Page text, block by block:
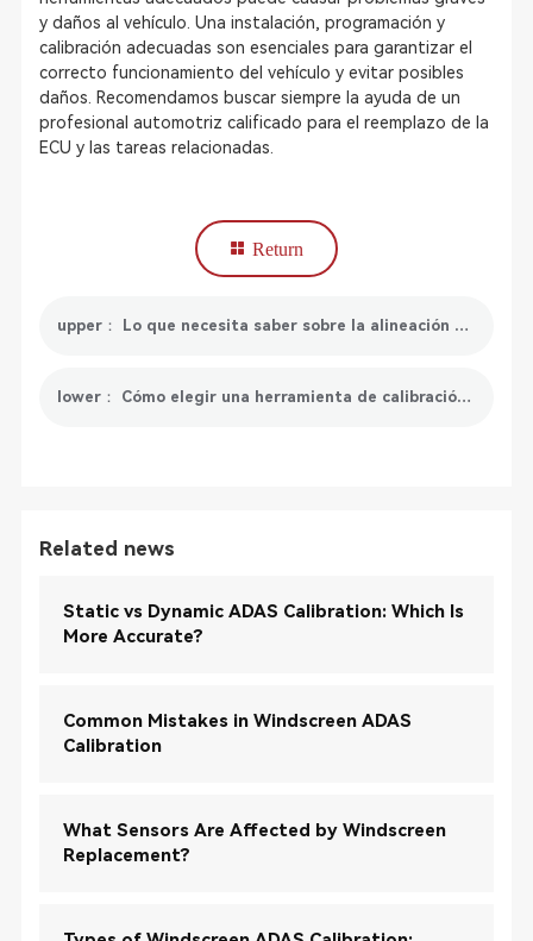
y daños al vehículo. Una instalación, programación y
calibración adecuadas son esenciales para garantizar el
correcto funcionamiento del vehículo y evitar posibles
daños. Recomendamos buscar siempre la ayuda de un
profesional automotriz calificado para el reemplazo de la
ECU y las tareas relacionadas.
Return
upper： Lo que necesita saber sobre la alineación del volante
lower： Cómo elegir una herramienta de calibración ADAS
Related news
Static vs Dynamic ADAS Calibration: Which Is
More Accurate?
Common Mistakes in Windscreen ADAS
Calibration
What Sensors Are Affected by Windscreen
Replacement?